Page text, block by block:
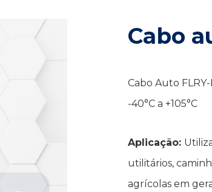
Cabo
Cabo Auto FLRY-
-40°C a +105°C
Aplicação:
utilitários,
agrícolas em